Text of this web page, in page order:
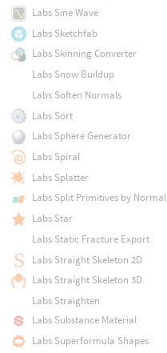
Labs Sine Wave
Labs Sketchfab
Labs Skinning Converter
Labs Snow Buildup
Labs Soften Normals
Labs Sort
Labs Sphere Generator
Labs Spiral
Labs Splatter
Labs Split Primitives by Normal
Labs Star
Labs Static Fracture Export
Labs Straight Skeleton 2D
Labs Straight Skeleton 3D
Labs Straighten
Labs Substance Material
Labs Superformula Shapes